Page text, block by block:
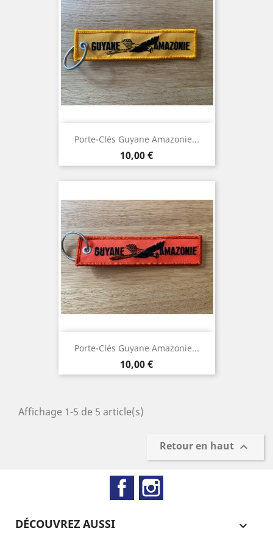
Porte-Clés Guyane Amazonie...
Prix
10,00 €
Porte-Clés Guyane Amazonie...
Prix
10,00 €
Affichage 1-5 de 5 article(s)
Retour en haut 
Facebook
DÉCOUVREZ AUSSI 